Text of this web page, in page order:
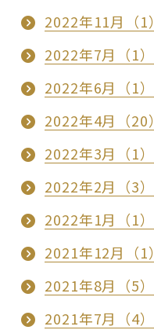
2022年11月（1）
2022年7月（1）
2022年6月（1）
2022年4月（20）
2022年3月（1）
2022年2月（3）
2022年1月（1）
2021年12月（1）
2021年8月（5）
2021年7月（4）